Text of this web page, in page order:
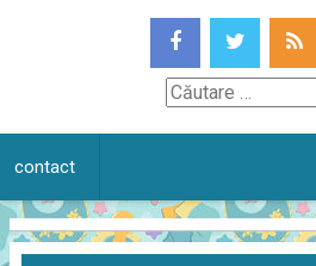
Căutare
contact